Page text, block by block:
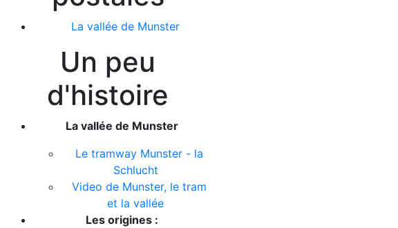
La vallée de Munster
Un peu
d'histoire
La vallée de Munster
Le tramway Munster - la
Schlucht
Video de Munster, le tram
et la vallée
Les origines :